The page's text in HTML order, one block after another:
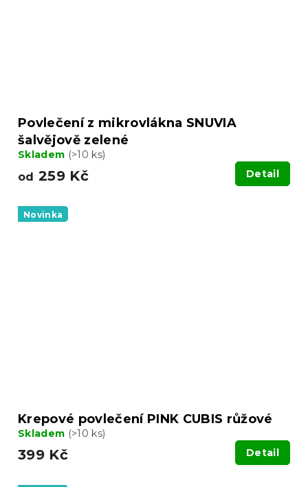
Povlečení z mikrovlákna SNUVIA
šalvějově zelené
Skladem (>10 ks)
od 259 Kč Detail
Novinka
Krepové povlečení PINK CUBIS růžové
Skladem (>10 ks)
399 Kč Detail